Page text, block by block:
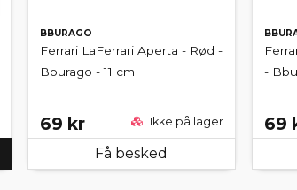
BBURAGO
Ferrari LaFerrari Aperta - Rød -
Bburago - 11 cm
69 kr Ikke på lager
Få besked
-
69